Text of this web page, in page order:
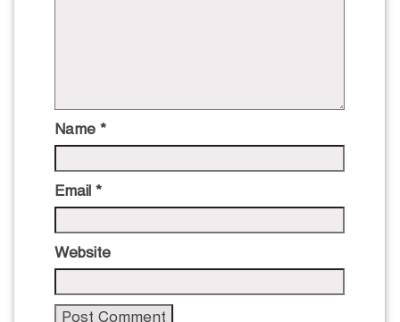
Name *
Email *
Website